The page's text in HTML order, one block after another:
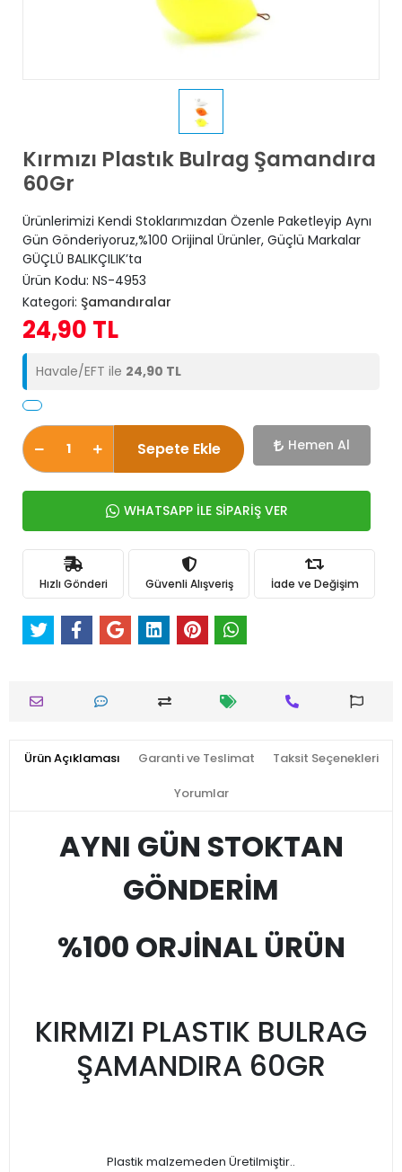
Kırmızı Plastık Bulrag Şamandıra
60Gr
Ürünlerimizi Kendi Stoklarımızdan Özenle Paketleyip Aynı
Gün Gönderiyoruz,%100 Orijinal Ürünler, Güçlü Markalar
GÜÇLÜ BALIKÇILIK’ta
Ürün Kodu: NS-4953
Kategori: Şamandıralar
24,90 TL
Havale/EFT ile 24,90 TL
Sepete Ekle Hemen Al
WHATSAPP İLE SİPARİŞ VER
Hızlı Gönderi Güvenli Alışveriş İade ve Değişim
Ürün Açıklaması Garanti ve Teslimat Taksit Seçenekleri
Yorumlar
AYNI GÜN STOKTAN
GÖNDERİM
%100 ORJİNAL ÜRÜN
KIRMIZI PLASTIK BULRAG
ŞAMANDIRA 60GR
Plastik malzemeden Üretilmiştir..